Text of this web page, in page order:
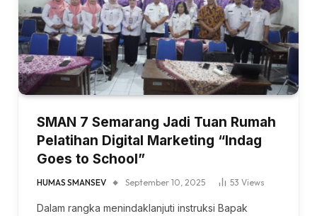
SMAN 7 Semarang Jadi Tuan Rumah
Pelatihan Digital Marketing “Indag
Goes to School”
HUMAS SMANSEV September 10, 2025 53 Views
Dalam rangka menindaklanjuti instruksi Bapak